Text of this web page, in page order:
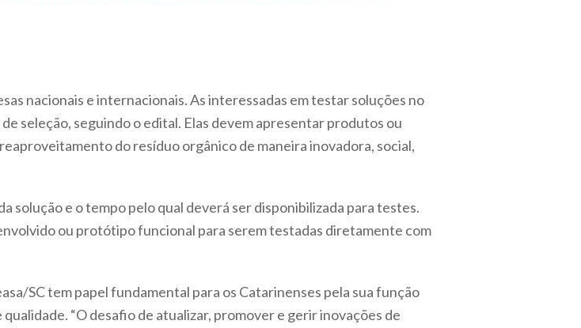
nacionais e internacionais. As interessadas em testar soluções no
seleção, seguindo o edital. Elas devem apresentar produtos ou
do resíduo orgânico de maneira inovadora, social,
solução e o tempo pelo qual deverá ser disponibilizada para testes.
ou protótipo funcional para serem testadas diretamente com
SC tem papel fundamental para os Catarinenses pela sua função
“O desafio de atualizar, promover e gerir inovações de